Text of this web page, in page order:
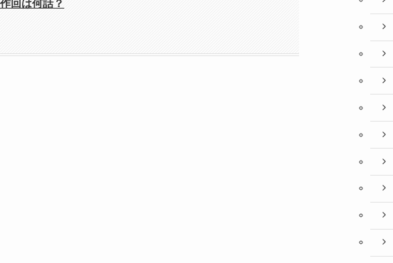
回は何話？